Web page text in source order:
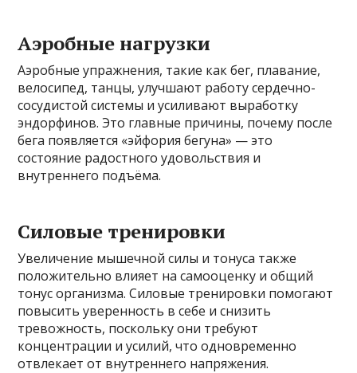
Аэробные нагрузки
Аэробные упражнения, такие как бег, плавание,
велосипед, танцы, улучшают работу сердечно-
сосудистой системы и усиливают выработку
эндорфинов. Это главные причины, почему после
бега появляется «эйфория бегуна» — это
состояние радостного удовольствия и
внутреннего подъёма.
Силовые тренировки
Увеличение мышечной силы и тонуса также
положительно влияет на самооценку и общий
тонус организма. Силовые тренировки помогают
повысить уверенность в себе и снизить
тревожность, поскольку они требуют
концентрации и усилий, что одновременно
отвлекает от внутреннего напряжения.